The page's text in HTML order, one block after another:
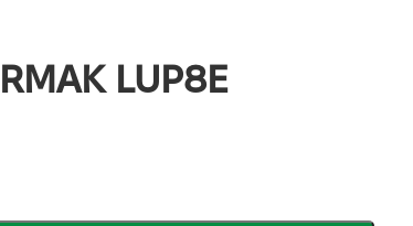
LUP8E